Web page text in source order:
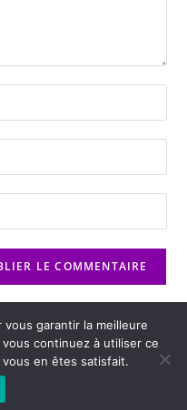
- Politique de confidentialité -
garantir la meilleure
continuez à utiliser ce
en êtes satisfait.